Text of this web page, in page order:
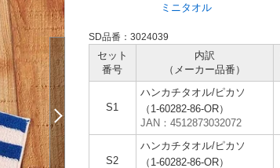
ミニタオル
SD品番：3024039
セット
番号
内訳
（メーカー品番）
S1
ハンカチタオル/ピカソ
（1-60282-86-OR）
JAN：4512873032072
S2
ハンカチタオル/ピカソ
（1-60282-86-OR）